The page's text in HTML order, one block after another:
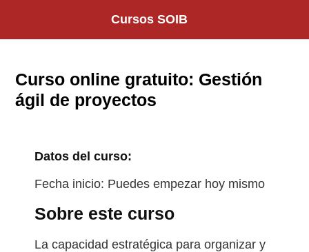
Cursos SOIB
Curso online gratuito: Gestión
ágil de proyectos
Datos del curso:
Fecha inicio: Puedes empezar hoy mismo
Sobre este curso
La capacidad estratégica para organizar y